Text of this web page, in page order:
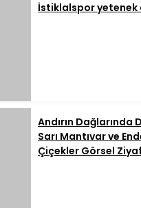
İstiklalspor yetenek
Andırın Dağlarında
Sarı Mantıvar ve
Çiçekler Görsel